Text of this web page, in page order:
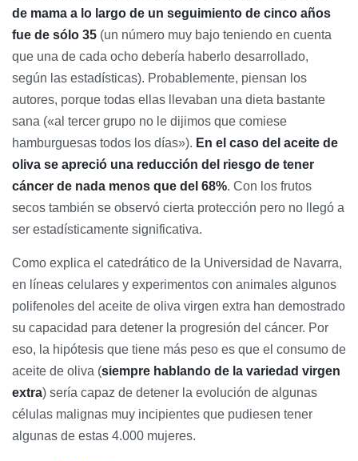
de mama a lo largo de un seguimiento de cinco años
fue de sólo 35 (un número muy bajo teniendo en cuenta
que una de cada ocho debería haberlo desarrollado,
según las estadísticas). Probablemente, piensan los
autores, porque todas ellas llevaban una dieta bastante
sana («al tercer grupo no le dijimos que comiese
hamburguesas todos los días»). En el caso del aceite de
oliva se apreció una reducción del riesgo de tener
cáncer de nada menos que del 68%. Con los frutos
secos también se observó cierta protección pero no llegó a
ser estadísticamente significativa.
Como explica el catedrático de la Universidad de Navarra,
en líneas celulares y experimentos con animales algunos
polifenoles del aceite de oliva virgen extra han demostrado
su capacidad para detener la progresión del cáncer. Por
eso, la hipótesis que tiene más peso es que el consumo de
aceite de oliva (siempre hablando de la variedad virgen
extra) sería capaz de detener la evolución de algunas
células malignas muy incipientes que pudiesen tener
algunas de estas 4.000 mujeres.